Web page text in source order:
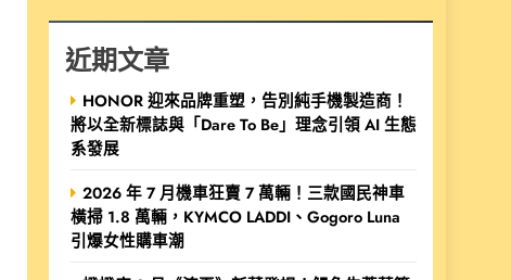
近期文章
HONOR 迎來品牌重塑，告別純手機製造商！
將以全新標誌與「Dare To Be」理念引領 AI 生態
系發展
2026 年 7 月機車狂賣 7 萬輛！三款國民神車
橫掃 1.8 萬輛，KYMCO LADDI、Gogoro Luna
引爆女性購車潮